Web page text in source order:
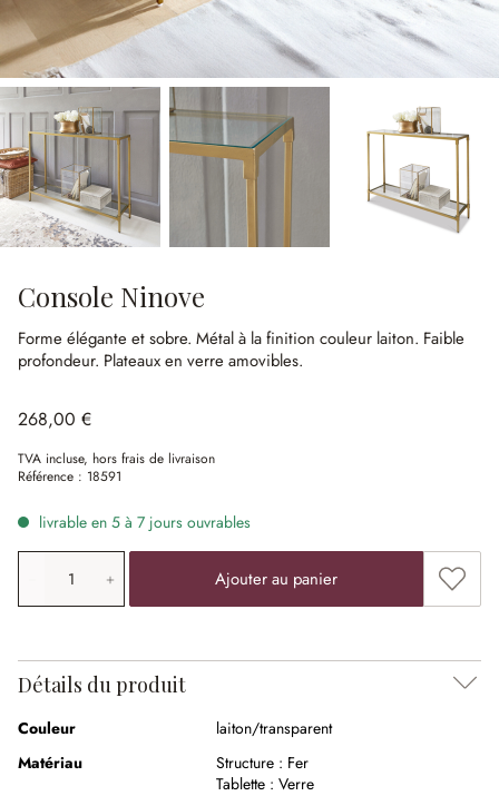
Console Ninove
Forme élégante et sobre. Métal à la finition couleur laiton. Faible
profondeur. Plateaux en verre amovibles.
268,00 €
TVA incluse, hors frais de livraison
Référence : 18591
livrable en 5 à 7 jours ouvrables
Quantité de produit: saisissez la valeur souhaitée ou
Ajouter au panier
Détails du produit
Couleur
laiton/transparent
Matériau
Structure : Fer
Tablette : Verre